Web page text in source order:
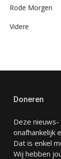
Rode Morgen
Videre
Doneren
Deze
onafhankelijk
Dat is enkel
Wij hebben